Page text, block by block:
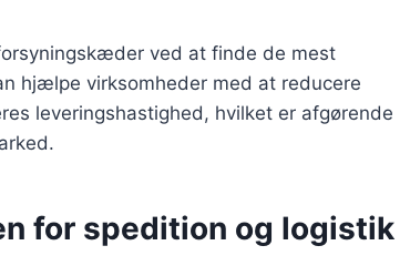
ved at finde de mest
hjælpe virksomheder med at reducere
leveringshastighed, hvilket er afgørende
for spedition og logistik